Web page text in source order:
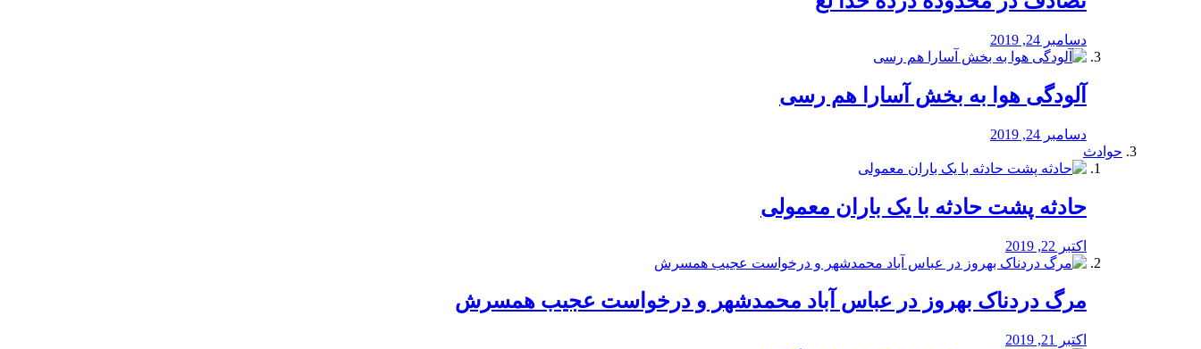
دسامبر 24, 2019
آلودگی هوا به بخش آسارا هم رسی
دسامبر 24, 2019
حوادث
️حادثه پشت حادثه با یک باران معمولی
اکتبر 22, 2019
مرگ دردناک بهروز در عباس آباد محمدشهر و درخواست عجیب همسرش
اکتبر 21, 2019